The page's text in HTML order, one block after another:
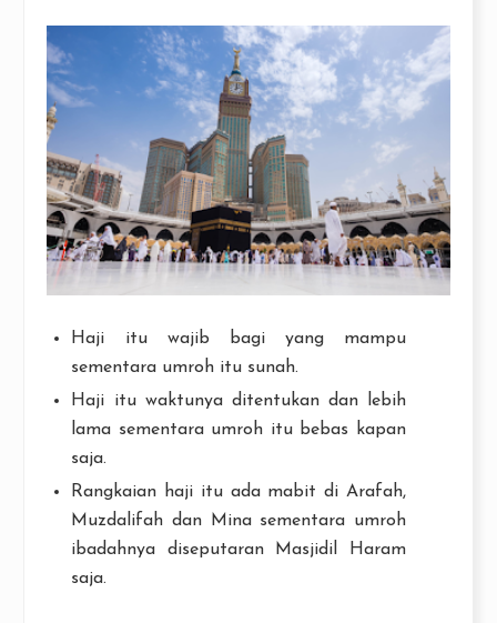
Haji itu wajib bagi yang mampu
sementara umroh itu sunah.
Haji itu waktunya ditentukan dan lebih
lama sementara umroh itu bebas kapan
saja.
Rangkaian haji itu ada mabit di Arafah,
Muzdalifah dan Mina sementara umroh
ibadahnya diseputaran Masjidil Haram
saja.